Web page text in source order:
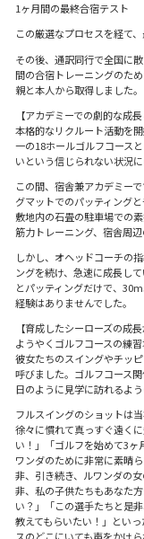
1ヶ月間の最終合宿テスト
この厳選なプロセスを経て
その後、通訳同行で全国に
間の合宿トレーニングのた
親と本人から取得しました。
【アカデミーでの劇的な成
本格的なリクルート活動を
一の18ホールゴルフコース
いという信じられない状況に
この間、宿舎兼アカデミー
グマットでのパッティング
敷地内の石畳の駐車場での
筋力トレーニング、宿舎周
しかし、オヘッドコーチの
ングを続け、急速に成長し
とパッティングだけで、
経験はありませんでした。
【育成したシーローズの成
ようやくゴルフコースの練
彼女たちのスイングやチッ
呼びました。ゴルフコース
日のように見学に訪れるよう
フルスイングのショットは
徐々に慣れて真っすぐ遠く
い！」「ゴルフを始めて3
ワンダのために非常に素晴
非、引き続き、ルワンダの
非、私の子供たちもあなた
い？」「この選手たちと是
教えてもらいたい！」とい